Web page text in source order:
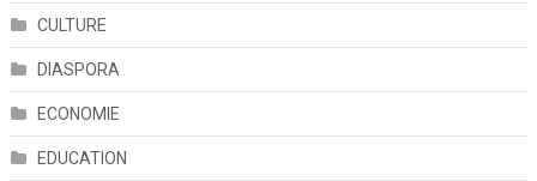
CULTURE
DIASPORA
ECONOMIE
EDUCATION